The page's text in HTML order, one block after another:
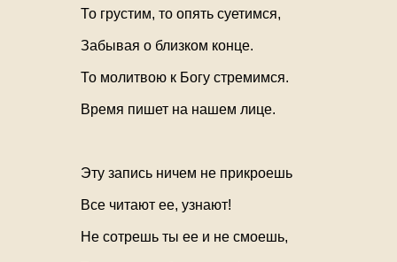
То грустим, то опять суетимся,
Забывая о близком конце.
То молитвою к Богу стремимся.
Время пишет на нашем лице.
Эту запись ничем не прикроешь
Все читают ее, узнают!
Не сотрешь ты ее и не смоешь,